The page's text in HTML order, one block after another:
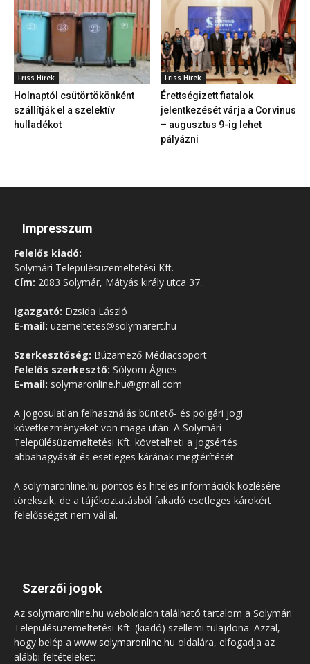
Friss Hírek
Holnaptól csütörtökönként
szállítják el a szelektív
hulladékot
Friss Hírek
Érettségizett fiatalok
jelentkezését várja a Corvinus
– augusztus 9-ig lehet
pályázni
Impresszum
Felelős kiadó:
Solymári Településüzemeltetési Kft.
Cím: 2083 Solymár, Mátyás király utca 37..
Igazgató: Dzsida László
E-mail: uzemeltetes@solymarert.hu
Szerkesztőség: Búzamező Médiacsoport
Felelős szerkesztő: Sólyom Ágnes
E-mail: solymaronline.hu@gmail.com
A jogosulatlan felhasználás büntető- és polgári jogi
következményeket von maga után. A Solymári
Településüzemeltetési Kft. követelheti a jogsértés
abbahagyását és esetleges kárának megtérítését.
A solymaronline.hu pontos és hiteles információk közlésére
törekszik, de a tájékoztatásból fakadó esetleges károkért
felelősséget nem vállal.
Szerzői jogok
Az solymaronline.hu weboldalon található tartalom a Solymári
Településüzemeltetési Kft. (kiadó) szellemi tulajdona. Azzal,
hogy belép a www.solymaronline.hu oldalára, elfogadja az
alábbi feltételeket: